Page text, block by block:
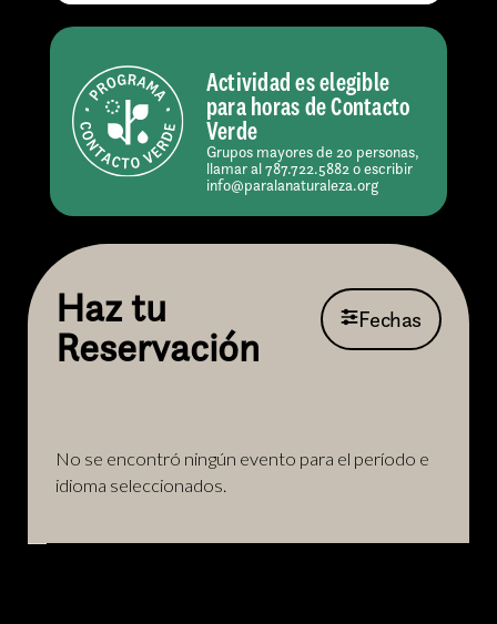
Actividad es elegible
para horas de Contacto
Verde
Grupos mayores de 20 personas,
llamar al 787.722.5882 o escribir
info@paralanaturaleza.org
Haz tu
Reservación
Fechas
No se encontró ningún evento para el período e
idioma seleccionados.